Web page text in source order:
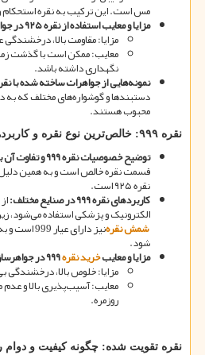
مس است. این ترکیب به نقره
مزایا و معایب استفاده از نقره۹۲۵در
مزایا: مقاومت بالا، درخشندگی
معایب: ممکن است با گذشت
نگهداری داشته باشد.
نمونههایی از جواهرات ساخته شده با
دستبندها و گوشوارههای مختلف که به
محبوب هستند.
نقره ۹۹۹: خالصترین نوع نقره و
توضیح خصوصیات نقره۹۹۹و تفاوت آن
قسمت نقره خالص است و به همین
نقره ۹۲۵ است.
کاربردهای نقره۹۹۹در صنایع مختلف:
الکترونیک و پزشکی استفاده میشود،
شمش نقره نیز دارای
شود.
مزایا و معایبخرید نقره۹۹۹در
مزایا: خلوص بالا، درخشندگی
معایب: آسیبپذیری بالا و
روزمره.
نقره تقویت شده: چگونه کیفیت و دوام